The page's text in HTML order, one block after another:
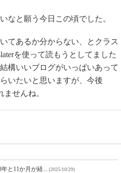
なと願う今日この頃でした。
てあるか分からない、とクラス
を使って読もうとしてました
構いいブログがいっぱいあって
いたいと思いますが、今後
せんね。
と11か月が経... (2025/10/29)